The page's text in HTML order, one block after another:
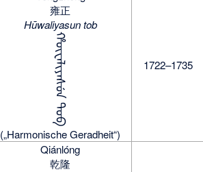
雍正
Hūwaliyasun tob
ᡥᡡᠸᠠᠯᡳᠶᠠᠰᡠᠨ ᡨᠣᠪ
(„Harmonische Geradheit“)
1722–1735
Qiánlóng
乾隆